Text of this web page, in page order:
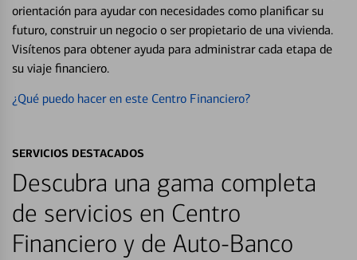
orientación para ayudar con necesidades como planificar su
futuro, construir un negocio o ser propietario de una vivienda.
Visítenos para obtener ayuda para administrar cada etapa de
su viaje financiero.
¿Qué puedo hacer en este Centro Financiero?
SERVICIOS DESTACADOS
Descubra una gama completa
de servicios en Centro
Financiero y de Auto-Banco